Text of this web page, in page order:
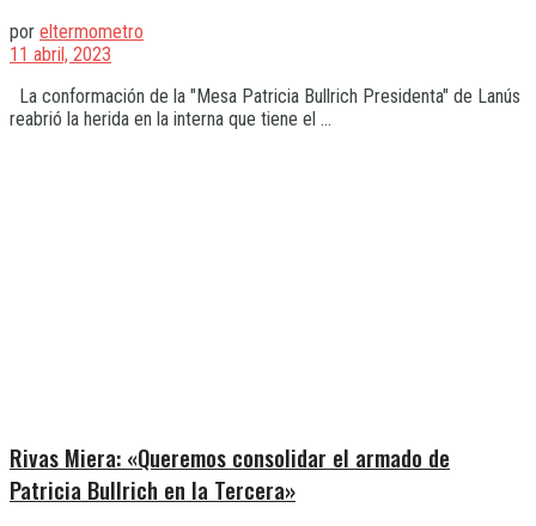
por eltermometro
11 abril, 2023
La conformación de la "Mesa Patricia Bullrich Presidenta" de Lanús
reabrió la herida en la interna que tiene el ...
Rivas Miera: «Queremos consolidar el armado de
Patricia Bullrich en la Tercera»